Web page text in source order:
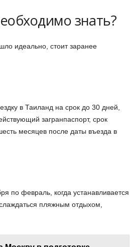
знать?
идеально, стоит заранее
в Таиланд на срок до 30 дней,
загранпаспорт, срок
месяцев после даты въезда в
по февраль, когда устанавливается
пляжным отдыхом,